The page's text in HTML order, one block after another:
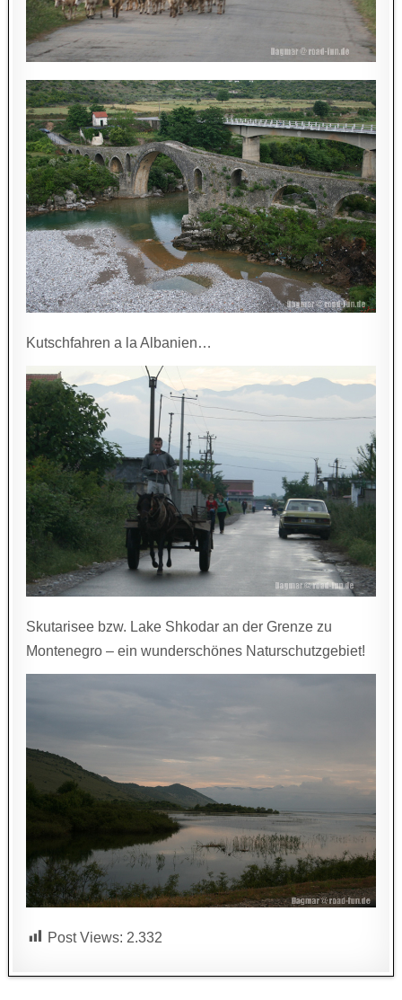
Kutschfahren a la Albanien…
Skutarisee bzw. Lake Shkodar an der Grenze zu
Montenegro – ein wunderschönes Naturschutzgebiet!
Post Views: 2.332